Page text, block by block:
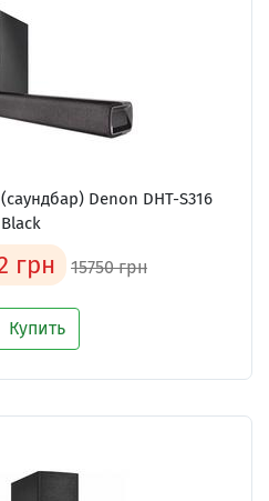
Denon DHT-S316
Black
грн 15750 грн
Купить